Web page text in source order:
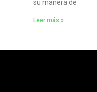
su manera de
Leer más »